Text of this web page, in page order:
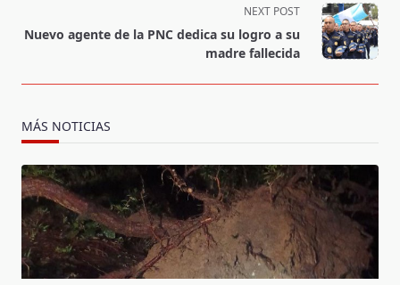
reader-
NEXT POST
Nuevo agente de la PNC dedica su logro a su
madre fallecida
MÁS NOTICIAS